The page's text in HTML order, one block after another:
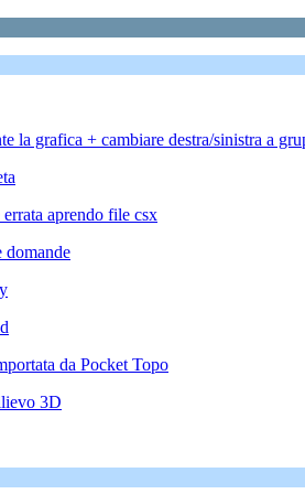
la grafica + cambiare destra/sinistra a
aprendo file csx
domande
da Pocket Topo
3D